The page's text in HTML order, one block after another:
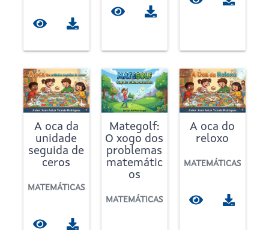
A oca da
unidade
seguida de
ceros
MATEMÁTICAS
Mategolf:
O xogo dos
problemas
matemátic
os
MATEMÁTICAS
A oca do
reloxo
MATEMÁTICAS